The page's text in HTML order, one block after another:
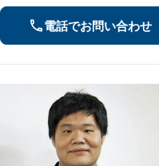
電話でお問い合わせ